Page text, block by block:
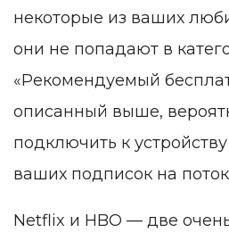
некоторые из ваших
они не попадают в
«Рекомендуемый
описанный выше,
подключить к
ваших подписок на
Netflix и HBO — две